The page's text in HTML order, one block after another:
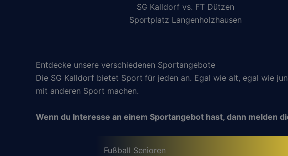
SG Kalldorf vs. FT Dützen
Sportplatz Langenholzhausen
Entdecke unsere verschiedenen Sportangebote
Die SG Kalldorf bietet Sport für jeden an. Egal wie alt, egal wie
mit anderen Sport machen.
Wenn du Interesse an einem Sportangebot hast, dann melden
Fußball Senioren